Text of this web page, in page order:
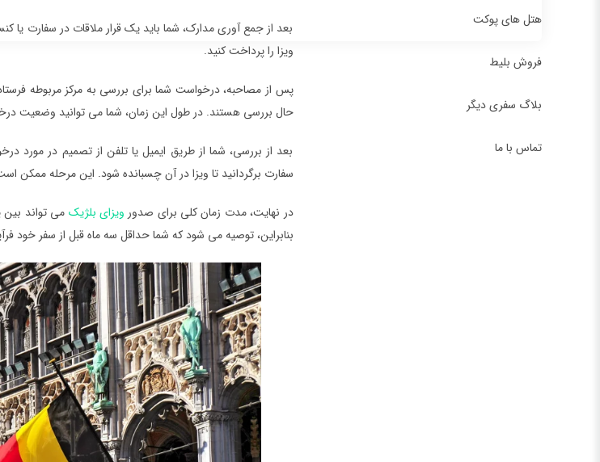
هتل های پوکت
فروش بلیط
بلاگ سفری دیگر
تماس با ما
بعد از جمع آوری مدارک، شما باید یک قرار ملاقات در سفارت یا
ویزا را پرداخت کنید.
پس از مصاحبه، درخواست شما برای بررسی به مرکز مربوطه
حال بررسی هستند. در طول این زمان، شما می توانید وضعیت
بعد از بررسی، شما از طریق ایمیل یا تلفن از تصمیم در مورد
سفارت برگردانید تا ویزا در آن چسبانده شود. این مرحله ممکن
در نهایت، مدت زمان کلی برای صدور ویزای بلژیک می تواند
بنابراین، توصیه می شود که شما حداقل سه ماه قبل از سفر خود